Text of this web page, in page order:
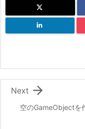
空のGameObjectを

Next